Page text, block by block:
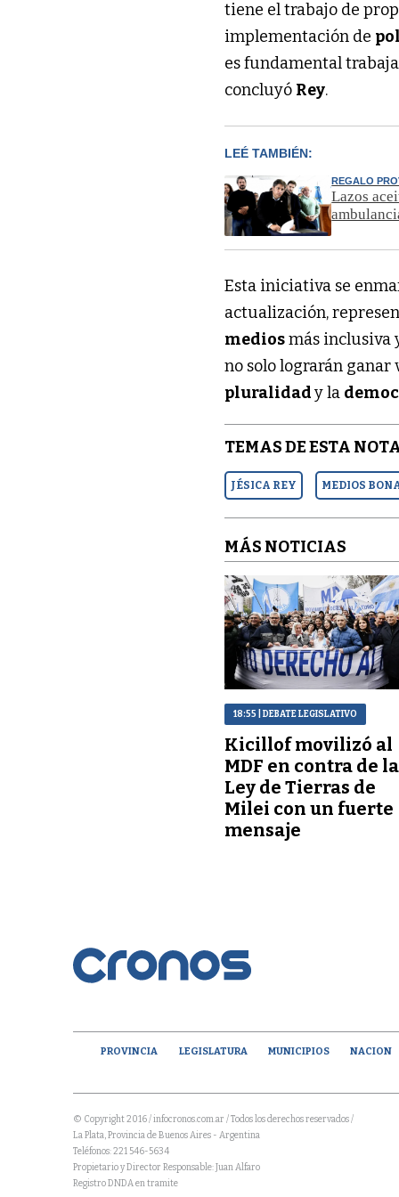
tiene el trabajo de
implementación de
es fundamental
concluyó Rey.
LEÉ TAMBIÉN:
REGALO
Lazos
Esta iniciativa se
actualización,
mediosmás inclusiva
no solo lograrán
pluralidady la
TEMAS DE ESTA
JÉSICA REY MEDIOS
MÁS NOTICIAS
18:55 | DEBATE LEGISLATIVO
Kicillof movilizó al
MDF en contra de la
Ley de Tierras de
Milei con un fuerte
mensaje
PROVINCIA LEGISLATURA MUNICIPIOS NACION
© Copyright 2016 / infocronos.com.ar / Todos los derechos reservados /
La Plata, Provincia de Buenos Aires - Argentina
Teléfonos: 221 546-5634
Propietario y Director Responsable: Juan Alfaro
Registro DNDA en tramite